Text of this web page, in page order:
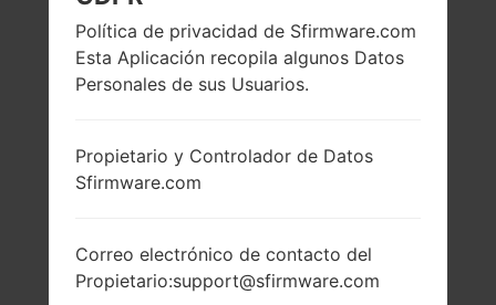
Política de privacidad de Sfirmware.com
Esta Aplicación recopila algunos Datos
Personales de sus Usuarios.
Propietario y Controlador de Datos
Sfirmware.com
Correo electrónico de contacto del
Propietario:support@sfirmware.com